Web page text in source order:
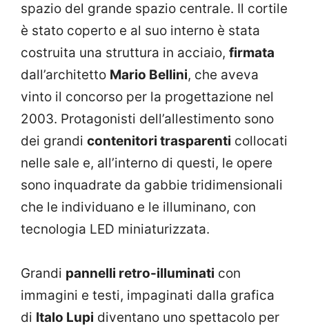
spazio del grande spazio centrale. Il cortile
è stato coperto e al suo interno è stata
costruita una struttura in acciaio, firmata
dall’architetto Mario Bellini, che aveva
vinto il concorso per la progettazione nel
2003. Protagonisti dell’allestimento sono
dei grandi contenitori trasparenti collocati
nelle sale e, all’interno di questi, le opere
sono inquadrate da gabbie tridimensionali
che le individuano e le illuminano, con
tecnologia LED miniaturizzata.
Grandi pannelli retro-illuminati con
immagini e testi, impaginati dalla grafica
di Italo Lupi diventano uno spettacolo per